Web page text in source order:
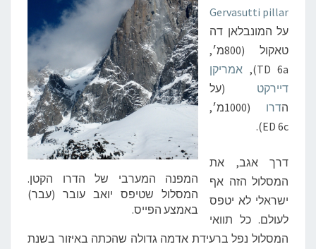
המפנה המערבי של הדרו הקטן.
המסלול שטיפס יואב עובר (עבר)
באמצע הפייס.
Gervasutti pillar
על המונבלאן דה
טאקול (800מ׳,
TD 6a),
אמריקן
דיירקט (על
הדרו
(1000מ׳,
ED 6c).
דרך אגב, את
המסלול הזה אף
ישראלי לא יטפס
לעולם. כל תוואי
המסלול נפל ברעידת אדמה גדולה שהכתה באיזור בשנת